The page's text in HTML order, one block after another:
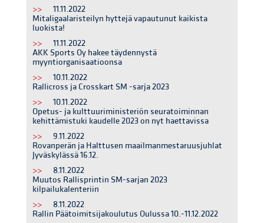
>>
11.11.2022
Mitaligaalaristeilyn hyttejä vapautunut kaikista
luokista!
>>
11.11.2022
AKK Sports Oy hakee täydennystä
myyntiorganisaatioonsa
>>
10.11.2022
Rallicross ja Crosskart SM -sarja 2023
>>
10.11.2022
Opetus- ja kulttuuriministeriön seuratoiminnan
kehittämistuki kaudelle 2023 on nyt haettavissa
>>
9.11.2022
Rovanperän ja Halttusen maailmanmestaruusjuhlat
Jyväskylässä 16.12.
>>
8.11.2022
Muutos Rallisprintin SM-sarjan 2023
kilpailukalenteriin
>>
8.11.2022
Rallin Päätoimitsijakoulutus Oulussa 10.-11.12.2022